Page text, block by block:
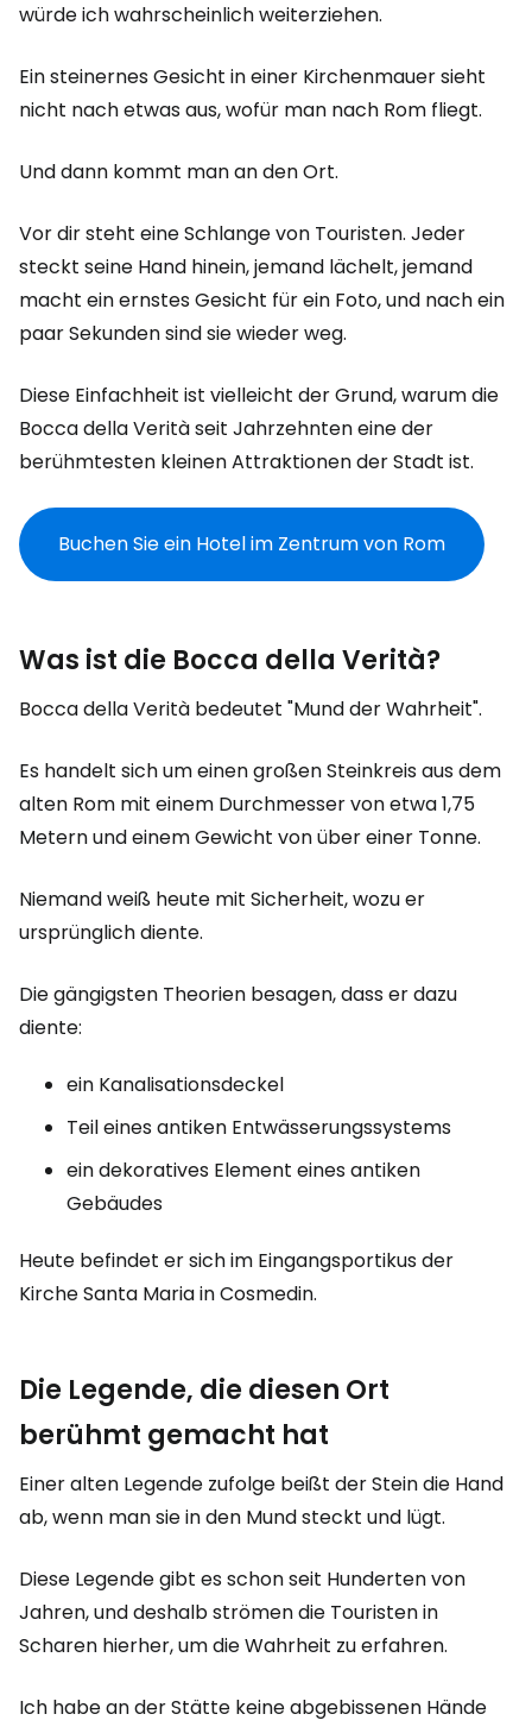
würde ich wahrscheinlich weiterziehen.
Ein steinernes Gesicht in einer Kirchenmauer sieht
nicht nach etwas aus, wofür man nach Rom fliegt.
Und dann kommt man an den Ort.
Vor dir steht eine Schlange von Touristen. Jeder
steckt seine Hand hinein, jemand lächelt, jemand
macht ein ernstes Gesicht für ein Foto, und nach ein
paar Sekunden sind sie wieder weg.
Diese Einfachheit ist vielleicht der Grund, warum die
Bocca della Verità seit Jahrzehnten eine der
berühmtesten kleinen Attraktionen der Stadt ist.
Buchen Sie ein Hotel im Zentrum von Rom
Was ist die Bocca della Verità?
Bocca della Verità bedeutet "Mund der Wahrheit".
Es handelt sich um einen großen Steinkreis aus dem
alten Rom mit einem Durchmesser von etwa 1,75
Metern und einem Gewicht von über einer Tonne.
Niemand weiß heute mit Sicherheit, wozu er
ursprünglich diente.
Die gängigsten Theorien besagen, dass er dazu
diente:
ein Kanalisationsdeckel
Teil eines antiken Entwässerungssystems
ein dekoratives Element eines antiken
Gebäudes
Heute befindet er sich im Eingangsportikus der
Kirche Santa Maria in Cosmedin.
Die Legende, die diesen Ort
berühmt gemacht hat
Einer alten Legende zufolge beißt der Stein die Hand
ab, wenn man sie in den Mund steckt und lügt.
Diese Legende gibt es schon seit Hunderten von
Jahren, und deshalb strömen die Touristen in
Scharen hierher, um die Wahrheit zu erfahren.
Ich habe an der Stätte keine abgebissenen Hände